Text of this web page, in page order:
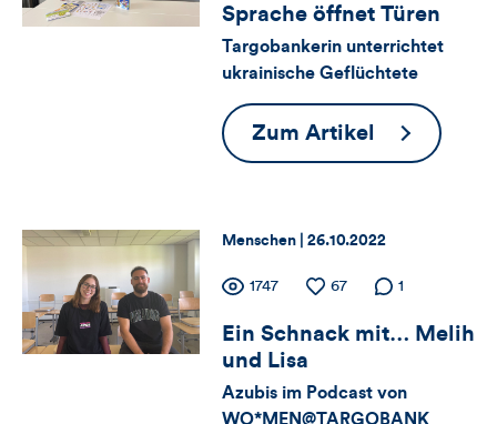
für
Views,
Likes
und
dieses
Artikels
Views
Likes
Sprache öffnet Türen
Targobankerin unterrichtet
ukrainische Geflüchtete
Zum Artikel
Sprache
öffnet
Thema:
Menschen | Datum:
26.10.2022
Zähler
für
Views,
Anzahl
Views
1747
Anzahl
Likes
67
Anzahl der
1
Ein Schnack mit… Melih
und Lisa
Azubis im Podcast von
WO*MEN@TARGOBANK